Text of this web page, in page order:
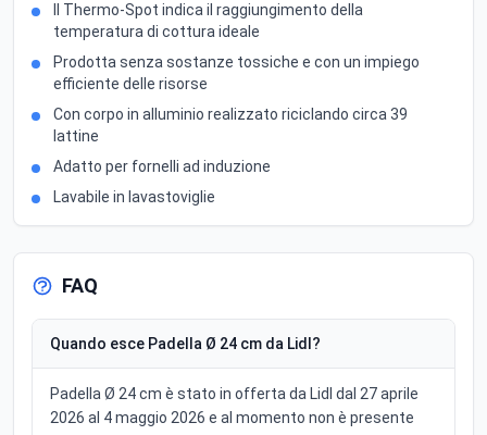
Il Thermo-Spot indica il raggiungimento della
temperatura di cottura ideale
Prodotta senza sostanze tossiche e con un impiego
efficiente delle risorse
Con corpo in alluminio realizzato riciclando circa 39
lattine
Adatto per fornelli ad induzione
Lavabile in lavastoviglie
FAQ
Quando esce Padella Ø 24 cm da Lidl?
Padella Ø 24 cm è stato in offerta da Lidl dal 27 aprile
2026 al 4 maggio 2026 e al momento non è presente